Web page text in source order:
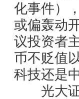
化事件）
或偏轰动
议投资者
币不贬值
科技还是
光大证